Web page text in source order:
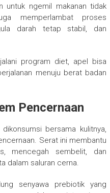
untuk ngemil makanan tidak
memperlambat proses
darah tetap stabil, dan
program diet, apel bisa
menuju berat badan
Pencernaan
bersama kulitnya,
Serat ini membantu
mencegah sembelit, dan
dalam saluran cerna.
senyawa prebiotik yang